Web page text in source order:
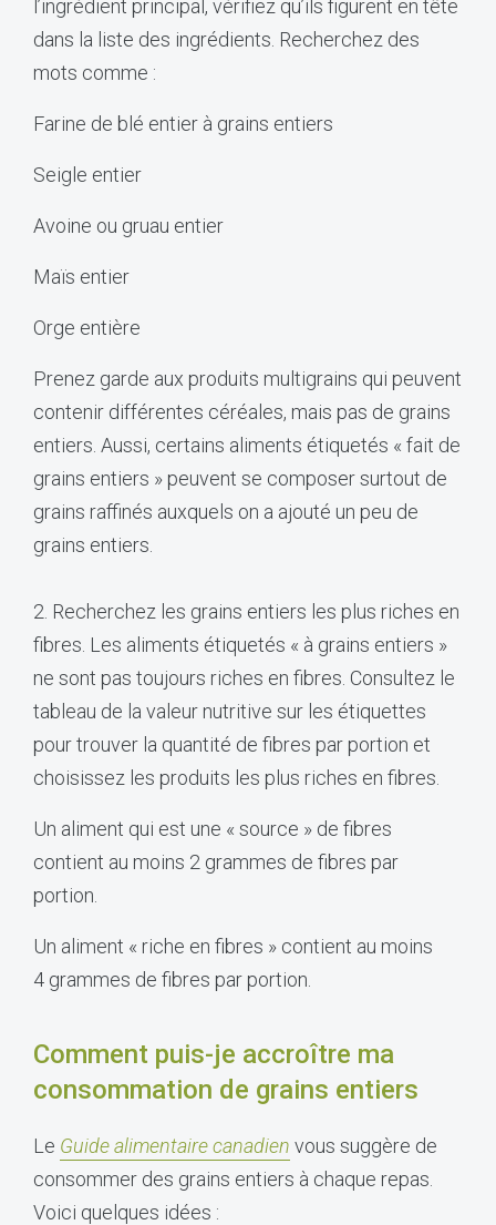
l’ingrédient principal, vérifiez qu’ils figurent en tête
dans la liste des ingrédients. Recherchez des
mots comme :
Farine de blé entier à grains entiers
Seigle entier
Avoine ou gruau entier
Maïs entier
Orge entière
Prenez garde aux produits multigrains qui peuvent
contenir différentes céréales, mais pas de grains
entiers. Aussi, certains aliments étiquetés « fait de
grains entiers » peuvent se composer surtout de
grains raffinés auxquels on a ajouté un peu de
grains entiers.
2. Recherchez les grains entiers les plus riches en
fibres. Les aliments étiquetés « à grains entiers »
ne sont pas toujours riches en fibres. Consultez le
tableau de la valeur nutritive sur les étiquettes
pour trouver la quantité de fibres par portion et
choisissez les produits les plus riches en fibres.
Un aliment qui est une « source » de fibres
contient au moins 2 grammes de fibres par
portion.
Un aliment « riche en fibres » contient au moins
4 grammes de fibres par portion.
Comment puis-je accroître ma
consommation de grains entiers
Le Guide alimentaire canadien vous suggère de
consommer des grains entiers à chaque repas.
Voici quelques idées :